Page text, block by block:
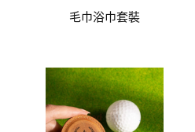
毛巾浴巾套裝